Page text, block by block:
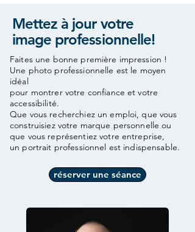
Mettez à jour votre
image professionnelle!
Faites une bonne première impression !
Une photo professionnelle est le moyen
idéal
pour montrer votre confiance et votre
accessibilité.
Que vous recherchiez un emploi, que vous
construisiez votre marque personnelle ou
que vous représentiez votre entreprise,
un portrait professionnel est indispensable.
réserver une séance